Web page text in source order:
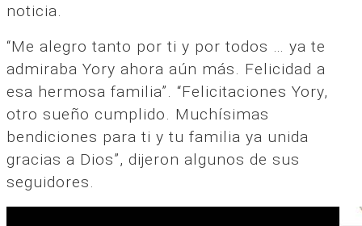
noticia.
“Me alegro tanto por ti y por todos … ya te
admiraba Yory ahora aún más. Felicidad a
esa hermosa familia”. “Felicitaciones Yory,
otro sueño cumplido. Muchísimas
bendiciones para ti y tu familia ya unida
gracias a Dios”, dijeron algunos de sus
seguidores.